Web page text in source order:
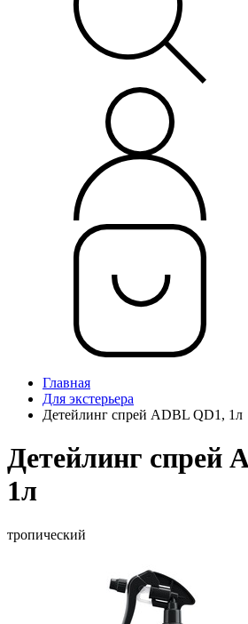
Главная
Для экстерьера
Детейлинг спрей ADBL QD1, 1л
Детейлинг спрей
1л
тропический